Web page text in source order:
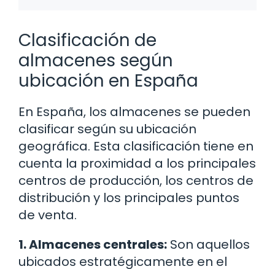
Clasificación de
almacenes según
ubicación en España
En España, los almacenes se pueden
clasificar según su ubicación
geográfica. Esta clasificación tiene en
cuenta la proximidad a los principales
centros de producción, los centros de
distribución y los principales puntos
de venta.
1. Almacenes centrales: Son aquellos
ubicados estratégicamente en el